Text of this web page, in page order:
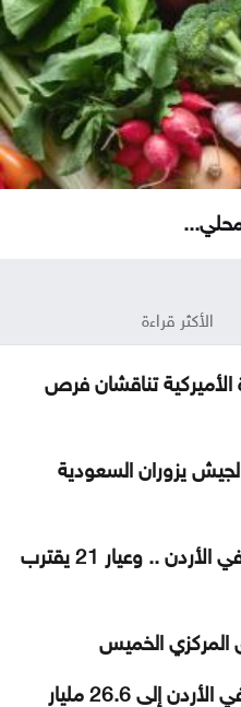
الأكثر قراءة
الأميركية تناقشان فرص
يزوران السعودية
قفزة جديدة بأسعار الذهب في الأردن .. وعيار 21 يقترب
الاحتياطيات الأجنبية ترتفع في الأردن إلى 26.6 مليار